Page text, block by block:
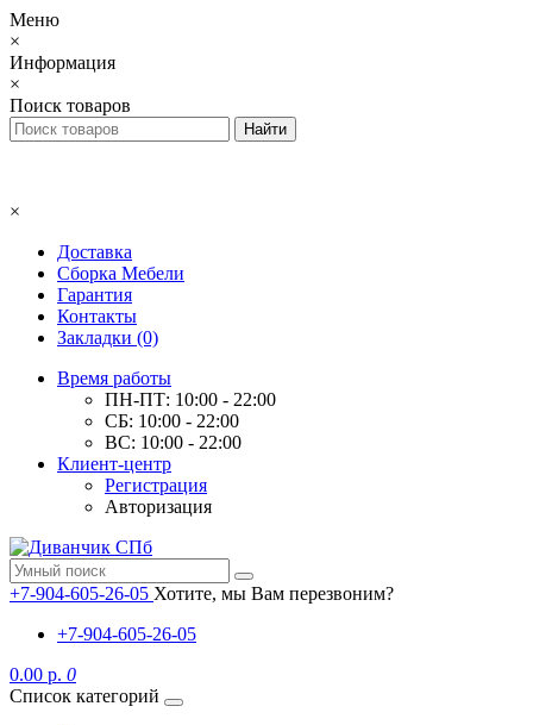
Меню
×
Информация
×
Поиск товаров
×
Доставка
Сборка Мебели
Гарантия
Контакты
Закладки (0)
Время работы
ПН-ПТ: 10:00 - 22:00
СБ: 10:00 - 22:00
ВС: 10:00 - 22:00
Клиент-центр
Регистрация
Авторизация
+7-904-605-26-05 Хотите, мы Вам перезвоним?
+7-904-605-26-05
0.00 р. 0
Список категорий